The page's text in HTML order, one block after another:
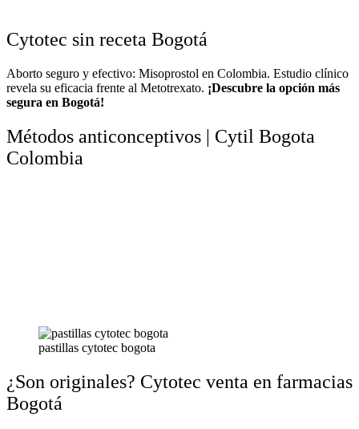
Cytotec sin receta Bogotá
Aborto seguro y efectivo: Misoprostol en Colombia. Estudio clínico
revela su eficacia frente al Metotrexato. ¡Descubre la opción más
segura en Bogotá!
Métodos anticonceptivos | Cytil Bogota
Colombia
pastillas cytotec bogota
¿Son originales? Cytotec venta en farmacias
Bogotá